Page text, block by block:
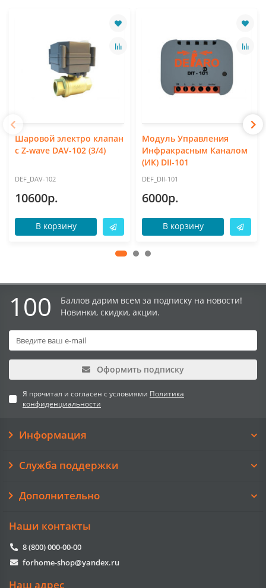
Шаровой электро клапан
с Z-wave DAV-102 (3/4)
DEF_DAV-102
10600р.
В корзину
Модуль Управления
Инфракрасным Каналом
(ИК) DII-101
DEF_DII-101
6000р.
В корзину
100
Баллов дарим всем за подписку на новости!
Новинки, скидки, акции.
Оформить подписку
Я прочитал и согласен с условиями Политика
конфиденциальности
Информация
Служба поддержки
Дополнительно
Наши контакты
8 (800) 000-00-00
forhome-shop@yandex.ru
Наш адрес